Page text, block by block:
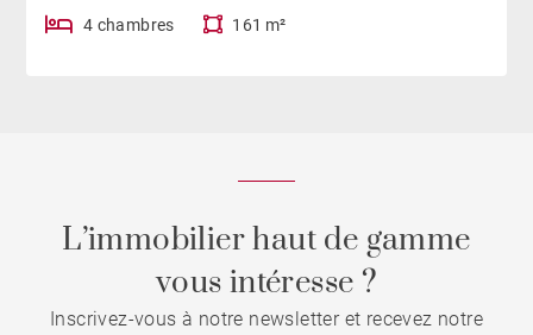
4 chambres 161 m²
L’immobilier haut de gamme
vous intéresse ?
Inscrivez-vous à notre newsletter et recevez notre